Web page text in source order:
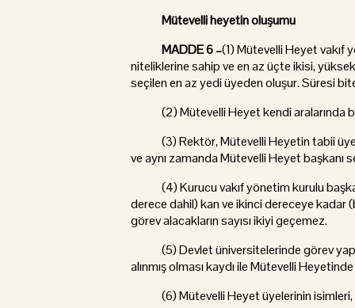
Mütevelli heyetin oluşumu
MADDE 6 –(1) Mütevelli Heyet vakıf
niteliklerine sahip ve en az üçte ikisi,
seçilen en az yedi üyeden oluşur. Süresi
(2) Mütevelli Heyet kendi aralarında
(3) Rektör, Mütevelli Heyetin tabii
ve aynı zamanda Mütevelli Heyet başkanı
(4) Kurucu vakıf yönetim kurulu
derece dahil) kan ve ikinci dereceye kadar
görev alacakların sayısı ikiyi geçemez.
(5) Devlet üniversitelerinde görev
alınmış olması kaydı ile Mütevelli
(6) Mütevelli Heyet üyelerinin isimleri,